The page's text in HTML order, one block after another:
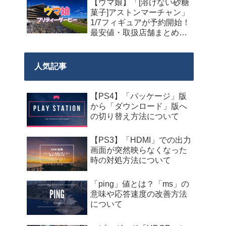
【ウマ娘】「[溶けない砂糖
菓子]アストンマーチャン」
1/7フィギュアが予約開始！
最安値・取扱店舗まとめ
人気記事
【PS4】「パッケージ」版
から「ダウンロード」版へ
の切り替え方法について
【PS3】「HDMI」での出力
画面が突然映らなくなった
時の対処方法について
「ping」値とは？「ms」の
意味や応答速度の改善方法
について